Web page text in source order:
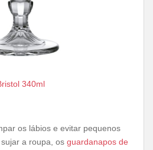
340ml
os lábios e evitar pequenos
a roupa, os guardanapos de